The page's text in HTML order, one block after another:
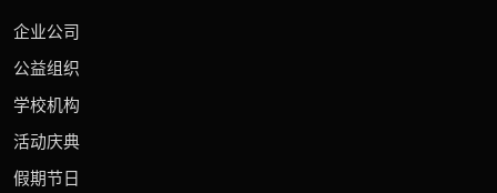
企业公司
公益组织
学校机构
活动庆典
假期节日